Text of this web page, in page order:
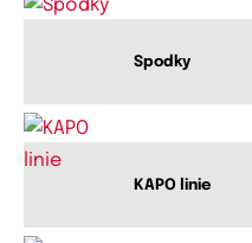
Spodky
KAPO linie